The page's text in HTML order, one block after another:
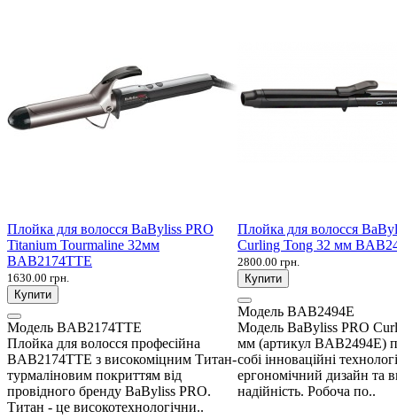
Плойка для волосся BaByliss PRO
Titanium Tourmaline 32мм
BAB2174TTE
1630.00 грн.
Купити
Модель BAB2174TTE
Плойка для волосся професійна
BAB2174TTE з високоміцним Титан-
турмаліновим покриттям від
провідного бренду BaByliss PRO.
Титан - це високотехнологічни..
Плойка для волосся
Curling Tong 32 мм
2800.00 грн.
Купити
Модель BAB2494E
Модель BaByliss PRO
мм (артикул BAB2494E)
собі інноваційні
ергономічний дизайн та
надійність. Робоча по..